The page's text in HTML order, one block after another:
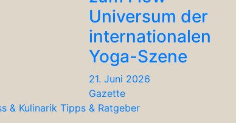
Universum der
internationalen
Yoga-Szene
21. Juni 2026
Gazette
& Kulinarik Tipps & Ratgeber